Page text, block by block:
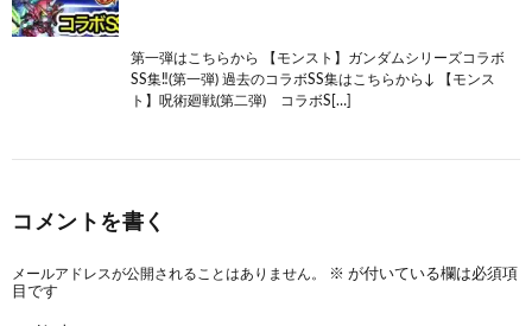
第一弾はこちらから 【モンスト】ガンダムシリーズコラボ
SS集‼︎(第一弾) 過去のコラボSS集はこちらから↓ 【モンス
ト】呪術廻戦(第二弾) コラボS[…]
コメントを書く
メールアドレスが公開されることはありません。 ※ が付いている欄は必須項
目です